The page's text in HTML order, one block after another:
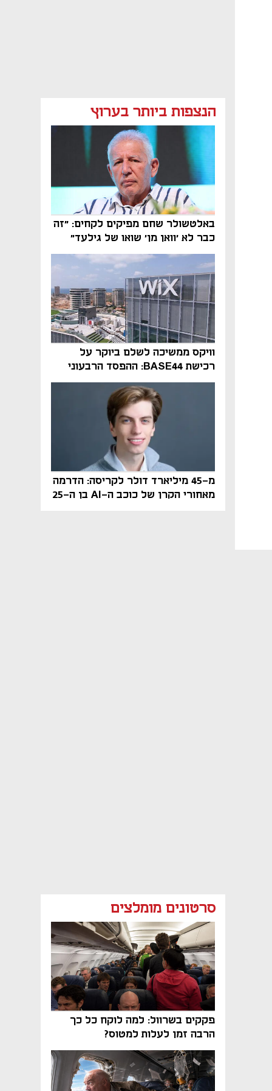
הנצפות ביותר בערוץ
באלטשולר שחם מפיקים לקחים: "זה
כבר לא 'וואן מן' שואו של גילעד"
וויקס ממשיכה לשלם ביוקר על
רכישת BASE44: ההפסד הרבעוני
זינק ל-76 מיליון דולר
מ-45 מיליארד דולר לקריסה: הדרמה
מאחורי הקרן של כוכב ה-AI בן ה-25
סרטונים מומלצים
פקקים בשרוול: למה לוקח כל כך
הרבה זמן לעלות למטוס?